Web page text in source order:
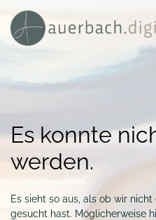
Inhalt
springen
Es konnte
werden.
Es sieht so aus, als ob wir
gesucht hast. Möglicherweise